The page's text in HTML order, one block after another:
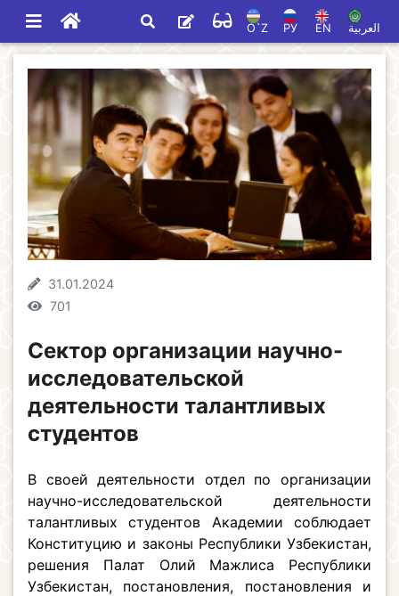
O`Z РУ EN العربية
31.01.2024
701
Сектор организации научно-
исследовательской
деятельности талантливых
студентов
В своей деятельности отдел по организации
научно-исследовательской деятельности
талантливых студентов Академии соблюдает
Конституцию и законы Республики Узбекистан,
решения Палат Олий Мажлиса Республики
Узбекистан, постановления, постановления и